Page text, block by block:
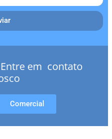
Entre em contato
Comercial